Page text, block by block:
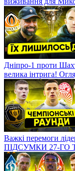
Дніпро-1 проти
велика інтрига!
Важкі перемоги
ПІДСУМКИ 27-ГО